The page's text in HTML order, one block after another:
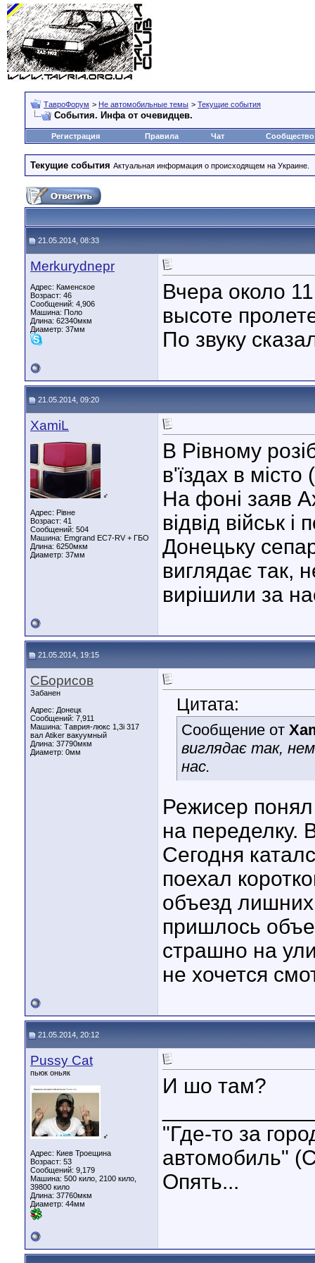
ТавроФорум > Не автомобильные темы > Текущие события
События. Инфа от очевидцев.
Регистрация Правила Чат Сообщество
Текущие события Актуальная информация о происходящем на Украине.
21.05.2014, 08:33
Merkurydnepr
Адрес: Каменское
Возраст: 46
Сообщений: 4,906
Машина: Поло
Длина: 62340мкм
Диаметр: 37мм
Вчера около
высоте
По звуку
21.05.2014, 09:20
XamiL
♂
Адрес: Рівне
Возраст: 41
Сообщений: 504
Машина: Emgrand EC7-RV + ГБО
Длина: 6250мкм
Диаметр: 37мм
В Рівному
в'їздах в
На фоні заяв
відвід військ
Донецьку
виглядає так,
вирішили за
21.05.2014, 19:15
СБорисов
Забанен
Адрес: Донецк
Сообщений: 7,911
Машина: Таврия-люкс 1,3i 317
вал Atiker вакуумный
Длина: 37790мкм
Диаметр: 0мм
Цитата:
Сообщение от
виглядає так,
нас.
Режисер
на переделку.
Сегодня
поехал
объезд
пришлось
страшно на
не хочется
21.05.2014, 20:12
Pussy Cat
пьюк оньяк
♂
Адрес: Киев Троещина
Возраст: 53
Сообщений: 9,179
Машина: 500 кило, 2100 кило,
39800 кило
Длина: 37760мкм
Диаметр: 44мм
И шо там?
"Где-то за
автомобиль"
Опять...